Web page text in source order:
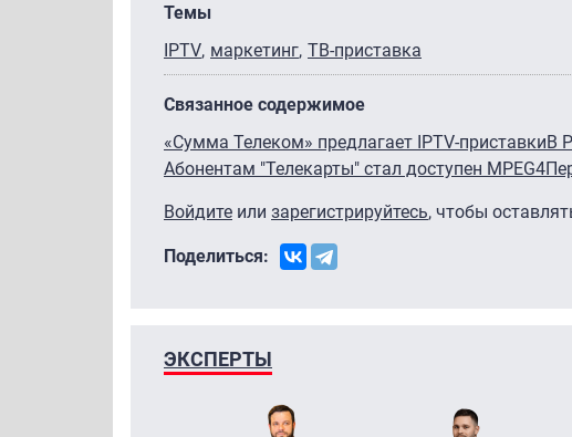
Темы
IPTV маркетинг ТВ-приставка
Связанное содержимое
«Сумма Телеком» предлагает IPTV-приставкиВ
Абонентам "Телекарты" стал доступен MPEG4
Войдите или зарегистрируйтесь, чтобы
Поделиться:
ЭКСПЕРТЫ